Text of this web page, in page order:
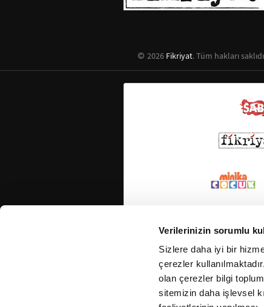
Verilerinizin sorumlu
Sizlere daha iyi bir
çerezler
olan çerezler bilgi
sitemizin daha işlevsel
2026 Fikriyat. Tüm hakları